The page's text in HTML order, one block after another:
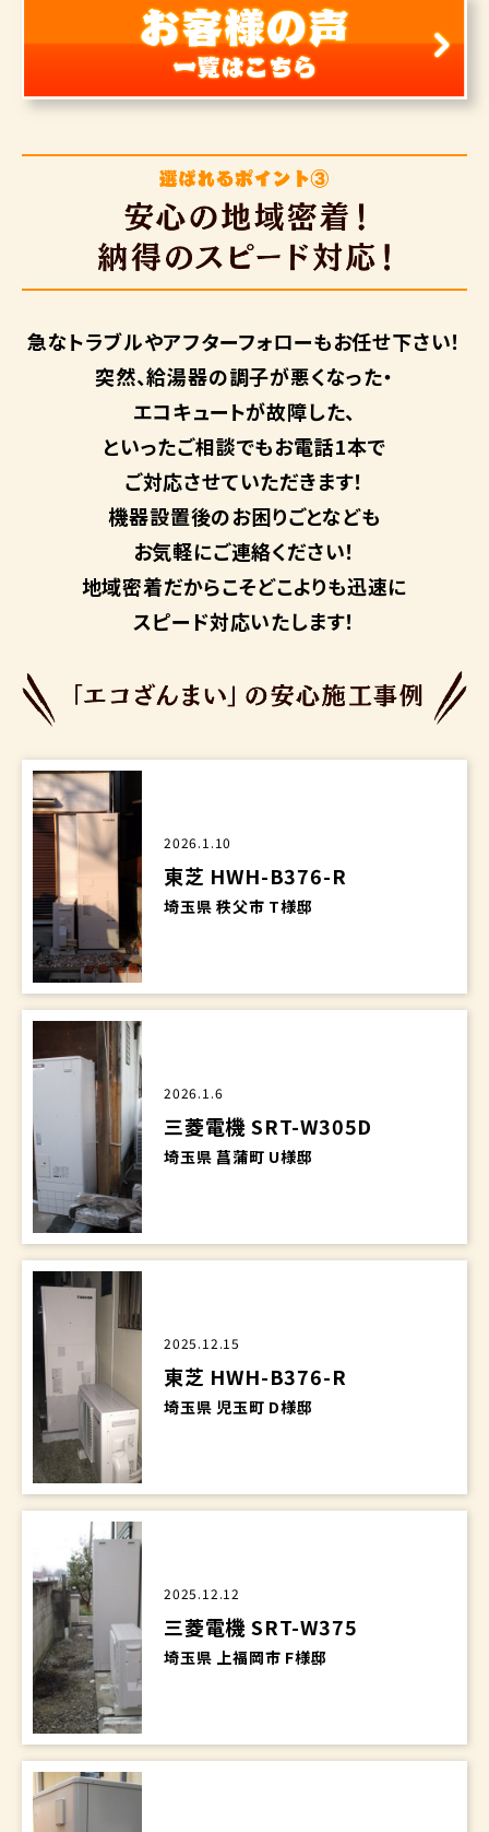
急なトラブルやアフターフォローもお任せ下さい！
突然、給湯器の調子が悪くなった・
エコキュートが故障した、
といったご相談でもお電話1本で
ご対応させていただきます！
機器設置後のお困りごとなども
お気軽にご連絡ください！
地域密着だからこそどこよりも迅速に
スピード対応いたします！
2026.1.10
東芝 HWH-B376-R
埼玉県 秩父市 T様邸
2026.1.6
三菱電機 SRT-W305D
埼玉県 菖蒲町 U様邸
2025.12.15
東芝 HWH-B376-R
埼玉県 児玉町 D様邸
2025.12.12
三菱電機 SRT-W375
埼玉県 上福岡市 F様邸